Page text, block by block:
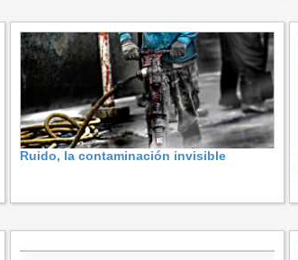
Ruido, la contaminación invisible